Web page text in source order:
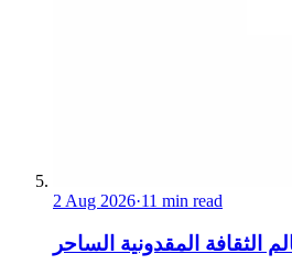
2 Aug 2026·11 min read
الثقافة المقدونية الساحر